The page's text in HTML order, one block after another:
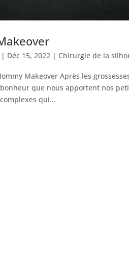
| Déc 15, 2022 | Chirurgie de la
Makeover Après les
que nous apportent nos
qui...